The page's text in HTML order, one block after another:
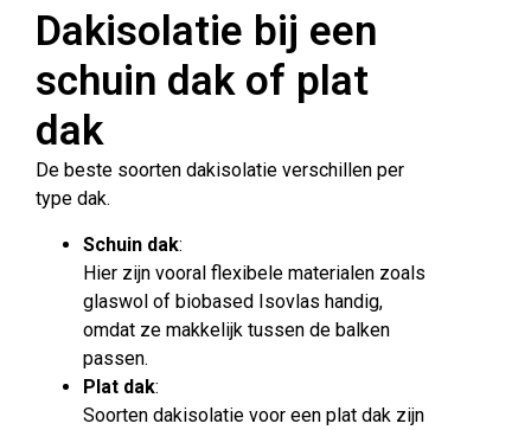
Dakisolatie bij een
schuin dak of plat
dak
De beste soorten dakisolatie verschillen per
type dak.
Schuin dak:
Hier zijn vooral flexibele materialen zoals
glaswol of biobased Isovlas handig,
omdat ze makkelijk tussen de balken
passen.
Plat dak:
Soorten dakisolatie voor een plat dak zijn